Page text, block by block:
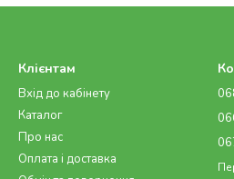
Клієнтам
Вхід до кабінету
Каталог
Про нас
Оплата і доставка